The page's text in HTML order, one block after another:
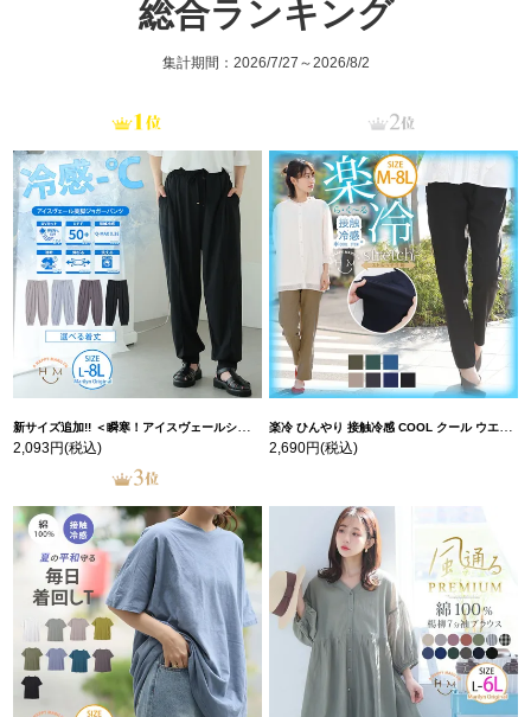
総合ランキング
集計期間：2026/7/27～2026/8/2
新サイズ追加!! ＜瞬寒！アイスヴェールシリーズ＞ 美脚 ジョガーパンツ 【ウェストゴム】 【ストレッチ】 | 大きいサイズの通販ならハッピーマリリン
2,093円(税込)
楽冷 ひんやり 接触冷感 COOL クール ウエストゴム 楽ちん ストレッチ 美脚 レギパン 【ストレッチ】 | 大きいサイズの通販ならハッピーマリリン
2,690円(税込)